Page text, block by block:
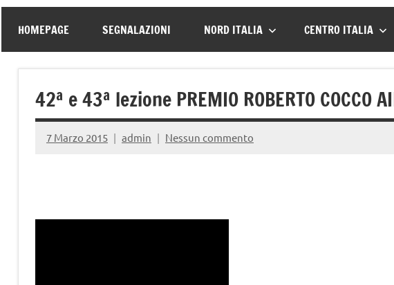
–
Associazione
Italiana
Familiari
Vittime
di
tutte
strada
HOMEPAGE SEGNALAZIONI NORD ITALIA CENTRO ITALIA
42ª e 43ª lezione PREMIO ROBERTO COCCO
7 Marzo 2015 admin Nessun commento